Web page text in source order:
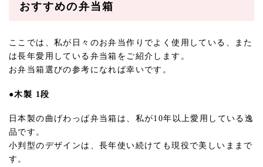
おすすめの弁当箱
ここでは、私が日々のお弁当作りでよく使用している、また
は長年愛用している弁当箱をご紹介します。
お弁当箱選びの参考になれば幸いです。
●木製 1段
日本製の曲げわっぱ弁当箱は、私が10年以上愛用している逸
品です。
小判型のデザインは、長年使い続けても現役で美しいままで
す。